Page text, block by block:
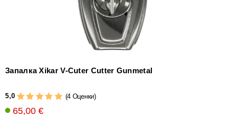
Запалка Xikar V-Cuter Cutter Gunmetal
5,0 (4 Оценки)
65,00 €